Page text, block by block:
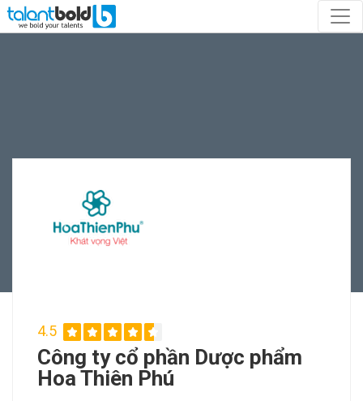
4.5
Công ty cổ phần Dược phẩm
Hoa Thiên Phú